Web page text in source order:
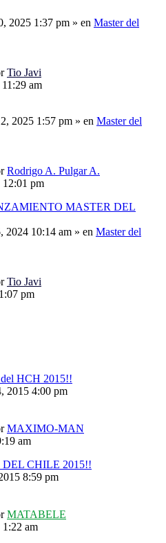
2025 1:37 pm » en Master del
Tio Javi
am
2025 1:57 pm » en Master del
Rodrigo A. Pulgar A.
pm
MASTER DEL
2024 10:14 am » en Master del
Tio Javi
pm
HCH 2015!!
2015 4:00 pm
MAXIMO-MAN
am
CHILE 2015!!
8:59 pm
MATABELE
am